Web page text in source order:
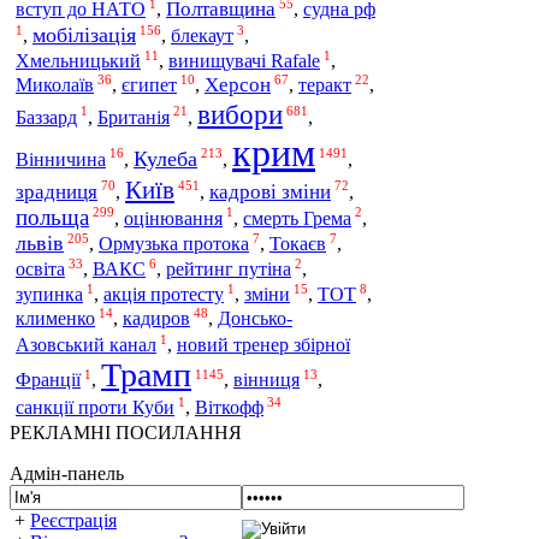
вступ до НАТО 1 , Полтавщина 55, судна рф
1 , мобілізація 156, блекаут 3,
Хмельницький 11 , винищувачі Rafale 1 ,
Миколаїв 36, єгипет 10, Херсон 67, теракт 22,
Баззард 1 , Британія 21 , вибори 681 ,
Вінничина 16, Кулеба 213, крим 1491 ,
зрадниця 70, Київ 451 , кадрові зміни 72,
польща 299, оцінювання 1 , смерть Грема 2,
львів 205, Ормузька протока 7, Токаєв 7,
освіта 33, ВАКС 6, рейтинг путіна 2,
зупинка 1 , акція протесту 1 , зміни 15, ТОТ 8,
клименко 14, кадиров 48, Донсько-
Азовський канал 1 , новий тренер збірної
Франції 1 , Трамп 1145, вінниця 13,
санкції проти Куби 1 , Віткофф 34
РЕКЛАМНІ ПОСИЛАННЯ
Адмін-панель
+ Реєстрація